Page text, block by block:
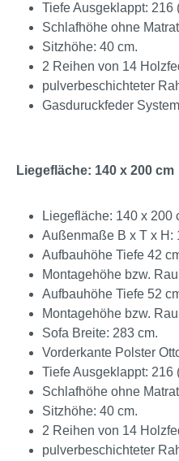
Tiefe Ausgeklappt: 216
Schlafhöhe ohne
Sitzhöhe: 40 cm.
2 Reihen von 14
pulverbeschichteter
Gasduruckfeder
Liegefläche: 140 x 200 cm
Liegefläche: 140 x 200
Außenmaße B x T x H:
Aufbauhöhe Tiefe 42
Montagehöhe bzw.
Aufbauhöhe Tiefe 52
Montagehöhe bzw.
Sofa Breite: 283 cm.
Vorderkante Polster
Tiefe Ausgeklappt: 216
Schlafhöhe ohne
Sitzhöhe: 40 cm.
2 Reihen von 14
pulverbeschichteter